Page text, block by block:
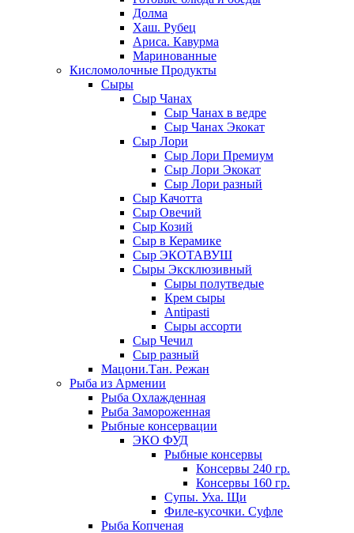
Долма
Хаш. Рубец
Ариса. Кавурма
Маринованные
Кисломолочные Продукты
Сыры
Сыр Чанах
Сыр Чанах в ведре
Сыр Чанах Экокат
Сыр Лори
Сыр Лори Премиум
Сыр Лори Экокат
Сыр Лори разный
Сыр Качотта
Сыр Овечий
Сыр Козий
Сыр в Керамике
Сыр ЭКОТАВУШ
Сыры Эксклюзивный
Сыры полутведые
Крем сыры
Antipasti
Сыры ассорти
Сыр Чечил
Сыр разный
Мацони.Тан. Режан
Рыба из Армении
Рыба Охлажденная
Рыба Замороженная
Рыбные консервации
ЭКО ФУД
Рыбные консервы
Консервы 240 гр.
Консервы 160 гр.
Супы. Уха. Щи
Филе-кусочки. Суфле
Рыба Копченая